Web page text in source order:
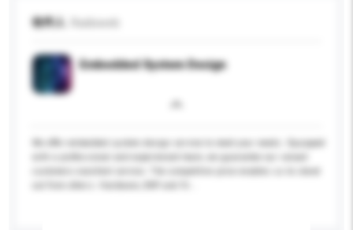
收件人
Embedded System Design
We offer embedded system design service to meet your needs. Equipped